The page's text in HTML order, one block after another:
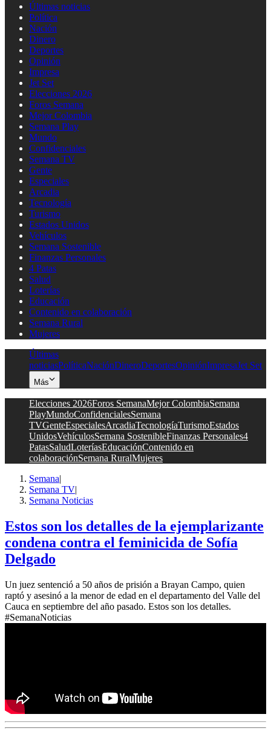
Últimas noticias
Política
Nación
Dinero
Deportes
Opinión
Impresa
Jet Set
Elecciones 2026
Foros Semana
Mejor Colombia
Semana Play
Mundo
Confidenciales
Semana TV
Gente
Especiales
Arcadia
Tecnología
Turismo
Estados Unidos
Vehículos
Semana Sostenible
Finanzas Personales
4 Patas
Salud
Loterías
Educación
Contenido en colaboración
Semana Rural
Mujeres
Últimas
noticiasPolíticaNaciónDineroDeportesOpiniónImpresaJet Set
Más
Elecciones 2026Foros SemanaMejor ColombiaSemana
PlayMundoConfidencialesSemana
TVGenteEspecialesArcadiaTecnologíaTurismoEstados
UnidosVehículosSemana SostenibleFinanzas Personales4
PatasSaludLoteríasEducaciónContenido en
colaboraciónSemana RuralMujeres
Semana|
Semana TV|
Semana Noticias
Estos son los detalles de la ejemplarizante
condena contra el feminicida de Sofía
Delgado
Un juez sentenció a 50 años de prisión a Brayan Campo, quien
raptó y asesinó a la menor de edad en el departamento del Valle del
Cauca en septiembre del año pasado. Estos son los detalles.
#SemanaNoticias